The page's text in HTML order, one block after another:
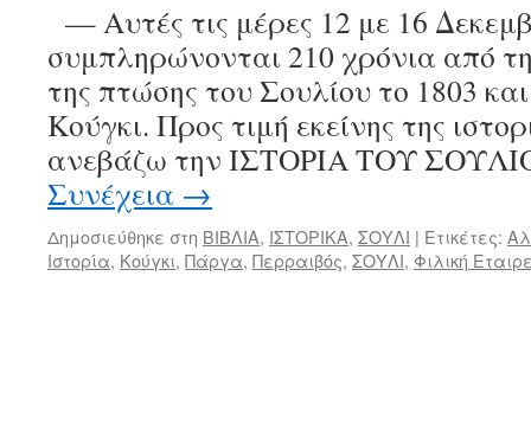
— Αυτές τις μέρες 12 με 16
συμπληρώνονται 210 χρόνια από
της πτώσης του Σουλίου το 1803
Κούγκι. Προς τιμή εκείνης της
ανεβάζω την ΙΣΤΟΡΙΑ ΤΟΥ
Συνέχεια →
Δημοσιεύθηκε στη ΒΙΒΛΙΑ, ΙΣΤΟΡΙΚΑ, ΣΟΥΛΙ | Ετικέτες:
Ιστορία, Κούγκι, Πάργα, Περραιβός, ΣΟΥΛΙ, Φιλική